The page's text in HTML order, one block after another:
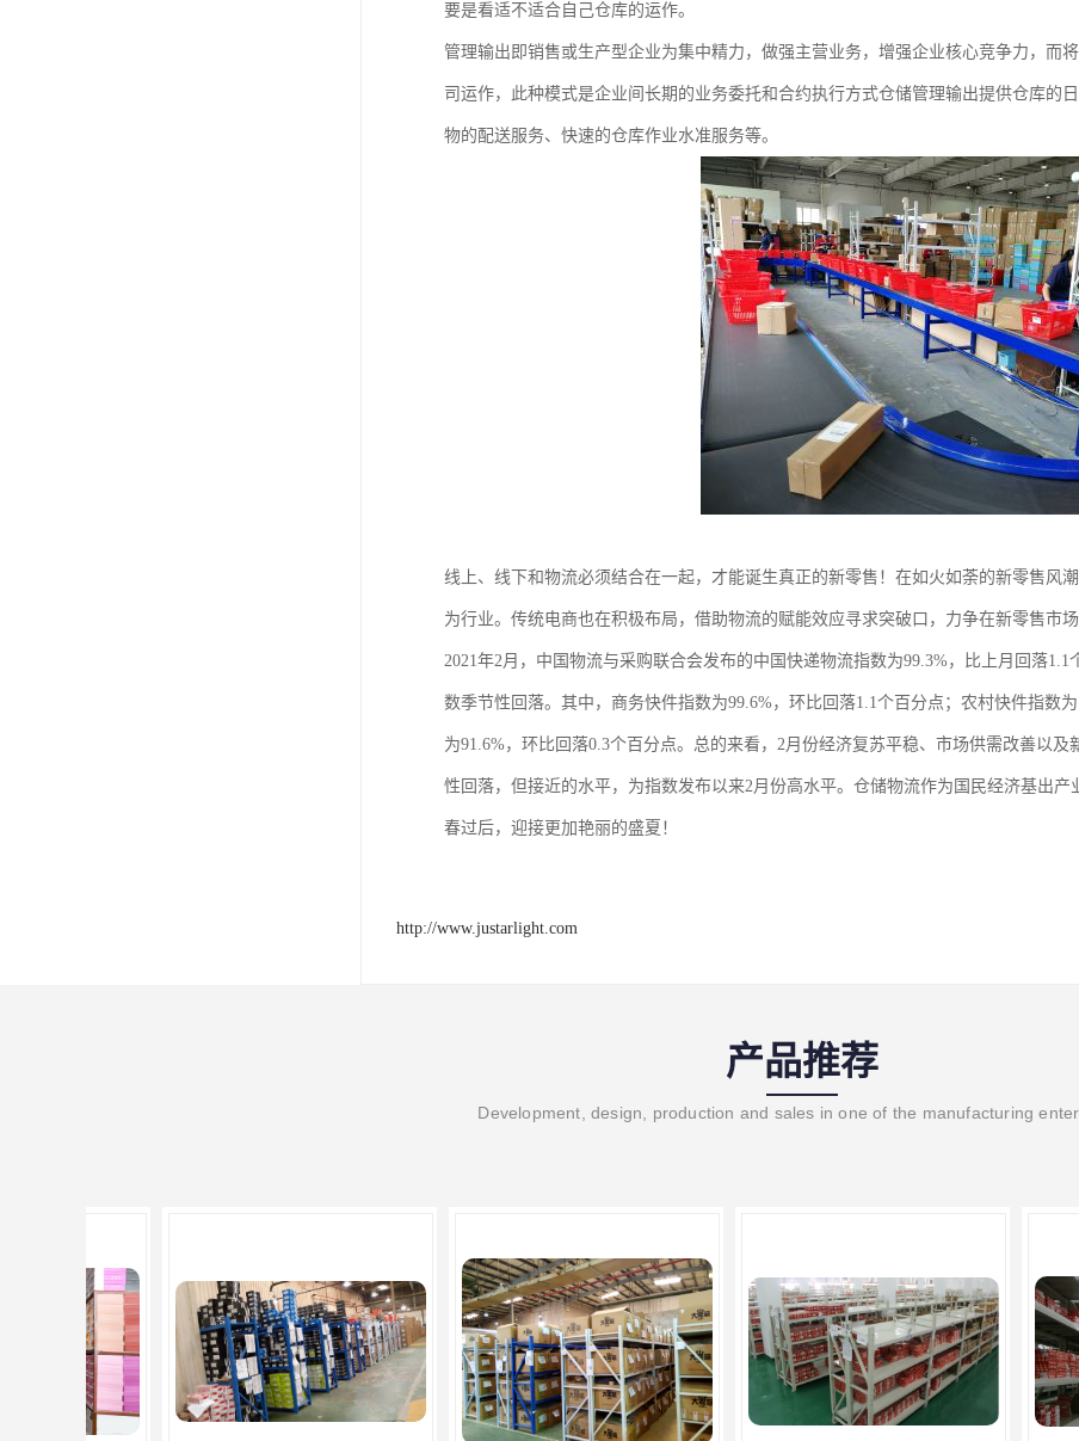
要是看适不适合自己仓库的运作。
管理输出即销售或生产型企业为集中精力，做强主营业务，增强企业核心竞争力，而
司运作，此种模式是企业间长期的业务委托和合约执行方式仓储管理输出提供仓库的
物的配送服务、快速的仓库作业水准服务等。
线上、线下和物流必须结合在一起，才能诞生真正的新零售！在如火如荼的新零售风
为行业。传统电商也在积极布局，借助物流的赋能效应寻求突破口，力争在新零售市场
2021年2月，中国物流与采购联合会发布的中国快递物流指数为99.3%，比上月回落
数季节性回落。其中，商务快件指数为99.6%，环比回落1.1个百分点；农村快件指数
为91.6%，环比回落0.3个百分点。总的来看，2月份经济复苏平稳、市场供需改善以
性回落，但接近的水平，为指数发布以来2月份高水平。仓储物流作为国民经济基出
春过后，迎接更加艳丽的盛夏！
http://www.justarlight.com
产品推荐
Development, design, production and sales in one of the manufacturing